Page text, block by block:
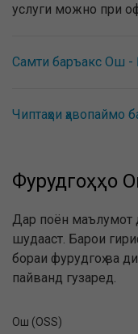
услуги можно при
Самти баръакс Ош -
Чиптаҳои ҳавопаймо
Фурудгоҳҳо
Дар поён маълумот
шудааст. Барои
бораи фурудгоҳ ва
пайванд гузаред.
Ош (OSS)